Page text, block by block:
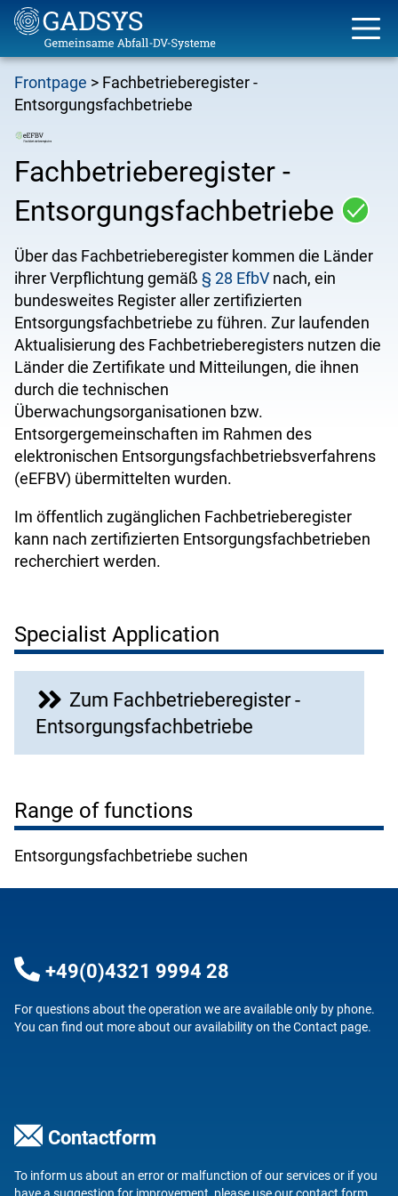
Skip
main
content
Breadcrumb
Frontpage
Fachbetrieberegister -
Entsorgungsfachbetriebe
Fachbetrieberegister -
Entsorgungsfachbetriebe
Über das Fachbetrieberegister kommen die Länder
ihrer Verpflichtung gemäß § 28 EfbV nach, ein
bundesweites Register aller zertifizierten
Entsorgungsfachbetriebe zu führen. Zur laufenden
Aktualisierung des Fachbetrieberegisters nutzen die
Länder die Zertifikate und Mitteilungen, die ihnen
durch die technischen
Überwachungsorganisationen bzw.
Entsorgergemeinschaften im Rahmen des
elektronischen Entsorgungsfachbetriebsverfahrens
(eEFBV) übermittelten wurden.
Im öffentlich zugänglichen Fachbetrieberegister
kann nach zertifizierten Entsorgungsfachbetrieben
recherchiert werden.
Specialist Application
Zum Fachbetrieberegister -
Entsorgungsfachbetriebe
Range of functions
Entsorgungsfachbetriebe suchen
+49(0)4321 9994 28
For questions about the operation we are available only by phone.
You can find out more about our availability on theContact page.
Contactform
To inform us about an error or malfunction of our services or if you